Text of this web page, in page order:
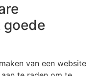
goede
van een website